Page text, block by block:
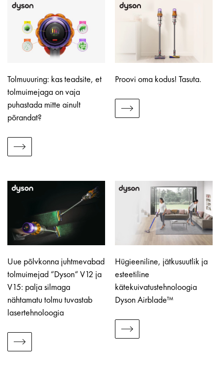
Tolmuuuring: kas teadsite, et
tolmuimejaga on vaja
puhastada mitte ainult
põrandat?
Proovi oma kodus! Tasuta.
Uue põlvkonna juhtmevabad
tolmuimejad “Dyson“ V12 ja
V15: palja silmaga
nähtamatu tolmu tuvastab
lasertehnoloogia
Hügieeniline, jätkusuutlik ja
esteetiline
kätekuivatustehnoloogia
Dyson Airblade™